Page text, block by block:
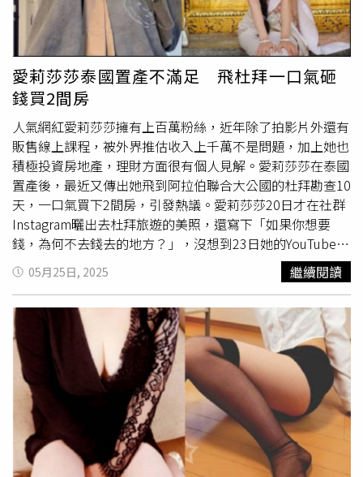
慎，會請仲介加強教育訓練！至於開價，一切回歸市場機
制，仲介參考市價訂的價格，如果沒有客戶買單，屋主開那
麼高的價格也沒有用！
件已不如以往，他認為，2700萬元上下是比較合乎當前的
價碼。陳定中也表示，在媒合交易的過程，常見先推高價屋
給消費者，若消費者不接受，再退而求其次推其他物件。這
主要是運用「定錨效應」的心理話術，讓買方對「合理價」
的基準往上移，再推一個「看起來比較划算」的案子，增進
成交可能性。另外也常見案件先將買價拉高，再讓買方大幅
殺價，營造出買家撿到便宜的心理感受，若買家對市場行情
不夠了解，有可能不僅沒撿到便宜還反而買貴。然而開高價
試水溫的銷售策略也有風險，陳定中表示，若案件開價明顯
高於市場行情認知，會降低民眾的信任感及看屋意願，就更
不容易成交。建議賣方設定售價時，還須合乎當前市場價
碼；買家也要多參考實價登錄或尋求區域專家意見，才不至
於當冤大頭。在地房仲永慶房屋林口A9呈冠加盟店店長蕭志
偉則觀察，林口的購屋人口，約有一半來自台北市的移出人
口，口袋都滿深的，也使得林口就像小台北市一樣，物價也
比較高，相對在出售房屋時，也可能期待值較高。他認為，
每個屋主賣屋心態不太一樣，不缺錢者就開高價，願者上
鉤，不賣也沒差；真正有售屋動機出現時，例如缺資金、急
脫手，才會調整價格；或是先開高價，等真的有人下斡旋金
再來談。以此案來看，蕭志偉認為，屋主期望值高，需要再
磨一下，碰到這種屋主，只能鼓勵買方勇於出價測試，房仲
角度只能盡力溝通。亞昕回應指出，這戶因為家庭規劃不符
需求，委託仲介及業務銷售，該銷售業務提及股東戶名稱應
屬用詞不慎，會與仲介業及業務更正用詞。該名屋主（前員
倒閉，隔壁香港餐廳也虧損上千萬台幣，「她（愛莉莎莎）
買的那套Chelsea預售屋真看不上，就真的一個讓外國人上
車的行銷商品。」最後原PO以過來人經驗列出4點提醒想到
杜拜置產的網友，包括杜拜房市熱但動盪大，未來發展如何
不敢保證；建案地段很重要，且不能只看「廣告照」，交通
不便先別考慮；在氣候方面，杜拜動不動高溫40度，加上人
口暴漲去哪都塞車，物價更比想像中高很多；想買來收租困
難，在杜拜容易遇到「租客脫逃、房子損壞、收不到錢」等
問題。他總結在杜拜買房不是夢，CP值的確比台北買房高
很多，但要知道這條路不是爽賺的捷徑。對此，愛莉莎莎本
人也在留言區回應，她知道Damac一直有品質參差不齊的問
題，但她看的建案是找來美國top 300建築公司排名第一的
Gensler建築師事務所合作，雖然目前地點荒涼，但當地屬
於杜拜政府未來幾年重點規劃區域，自己主要是看「政府未
來的推動」，不是現在發展狀況評估；愛莉莎莎覺得大家投
資眼光不同，「我也是做好功課，以及投資了很多房地產之
後做的決定」。
愛莉莎莎泰國置產不滿足 飛杜拜一口氣砸
錢買2間房
人氣網紅愛莉莎莎擁有上百萬粉絲，近年除了拍影片外還有
販售線上課程，被外界推估收入上千萬不是問題，加上她也
積極投資房地產，理財方面很有個人見解。愛莉莎莎在泰國
置產後，最近又傳出她飛到阿拉伯聯合大公國的杜拜勘查10
天，一口氣買下2間房，引發熱議。愛莉莎莎20日才在社群
Instagram曬出去杜拜旅遊的美照，還寫下「如果你想要
錢，為何不去錢去的地方？」，沒想到23日她的YouTube頻
道更新影片，內容是她透露已經在杜拜置產，且一口氣買下
2間房。愛莉莎莎在影片中說明，她雖然在新北板橋置產，
但在台灣買第2間甚至第3間房，都必須承擔高額稅率與貸
款。 在 Instagram 查看這則貼文 從 Instagram 分享的貼文
綜合各種原因考量後，愛莉莎莎決定用販賣線上課程、團購
等方式賺來的錢，在泰國曼谷利用「自住避險」需求買房，
無奈遇到緬甸大地震影響泰國房市，她坦言在強震後房市確
實變差了。於是愛莉莎莎前陣子飛到全球房市最夯的杜拜勘
查，花了10天時間做出買房的決定。在影片中愛莉莎莎介紹
自己看上的3間房子，第1間是由杜拜當地知名建商艾靈頓
（Ellington）於杜拜自貿區（DMCC）所蓋的唯一純住宅，
05月25日, 2025 繼續閱讀